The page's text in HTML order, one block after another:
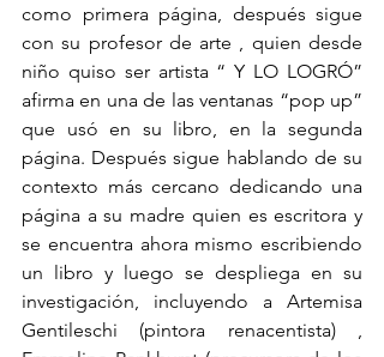
como primera página, después sigue
con su profesor de arte , quien desde
niño quiso ser artista “ Y LO LOGRÓ”
afirma en una de las ventanas “pop up”
que usó en su libro, en la segunda
página. Después sigue hablando de su
contexto más cercano dedicando una
página a su madre quien es escritora y
se encuentra ahora mismo escribiendo
un libro y luego se despliega en su
investigación, incluyendo a Artemisa
Gentileschi (pintora renacentista) ,